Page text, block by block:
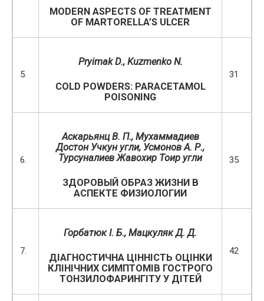
MODERN ASPECTS OF TREATMENT
OF MARTORELLA’S ULCER
5.
PryimakD., Kuzmenko N.
COLD POWDERS: PARACETAMOL
POISONING
31
6.
Аскарьянц В. П., Мухаммадиев
Достон Учкун угли, Усмонов А. Р.,
Турсуналиев Жавохир Тоир угли
ЗДОРОВЫЙ ОБРАЗ ЖИЗНИ В
АСПЕКТЕ ФИЗИОЛОГИИ
35
7.
Горбатюк І. Б., Мацкуляк Д. Д.
ДІАГНОСТИЧНА ЦІННІСТЬ ОЦІНКИ
КЛІНІЧНИХ СИМПТОМІВ ГОСТРОГО
ТОНЗИЛОФАРИНГІТУ У ДІТЕЙ
42